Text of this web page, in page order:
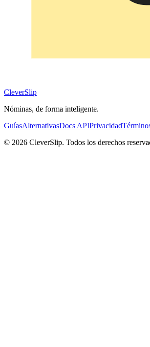
CleverSlip
Nóminas, de forma inteligente.
GuíasAlternativasDocs APIPrivacidad
© 2026 CleverSlip. Todos los derechos